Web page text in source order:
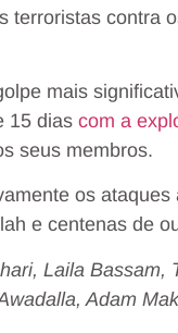
terroristas contra
mais
15 dias com a
seus membros.
os
e centenas de
Laila Bassam,
Adam